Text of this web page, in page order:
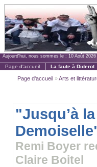
Aujourd'hui, nous sommes le : 10 Août 2026
Page d'accueil La faute à Diderot
Page d'accueil »Arts et
"Jusqu’à
Remi Boyer
Claire Boitel